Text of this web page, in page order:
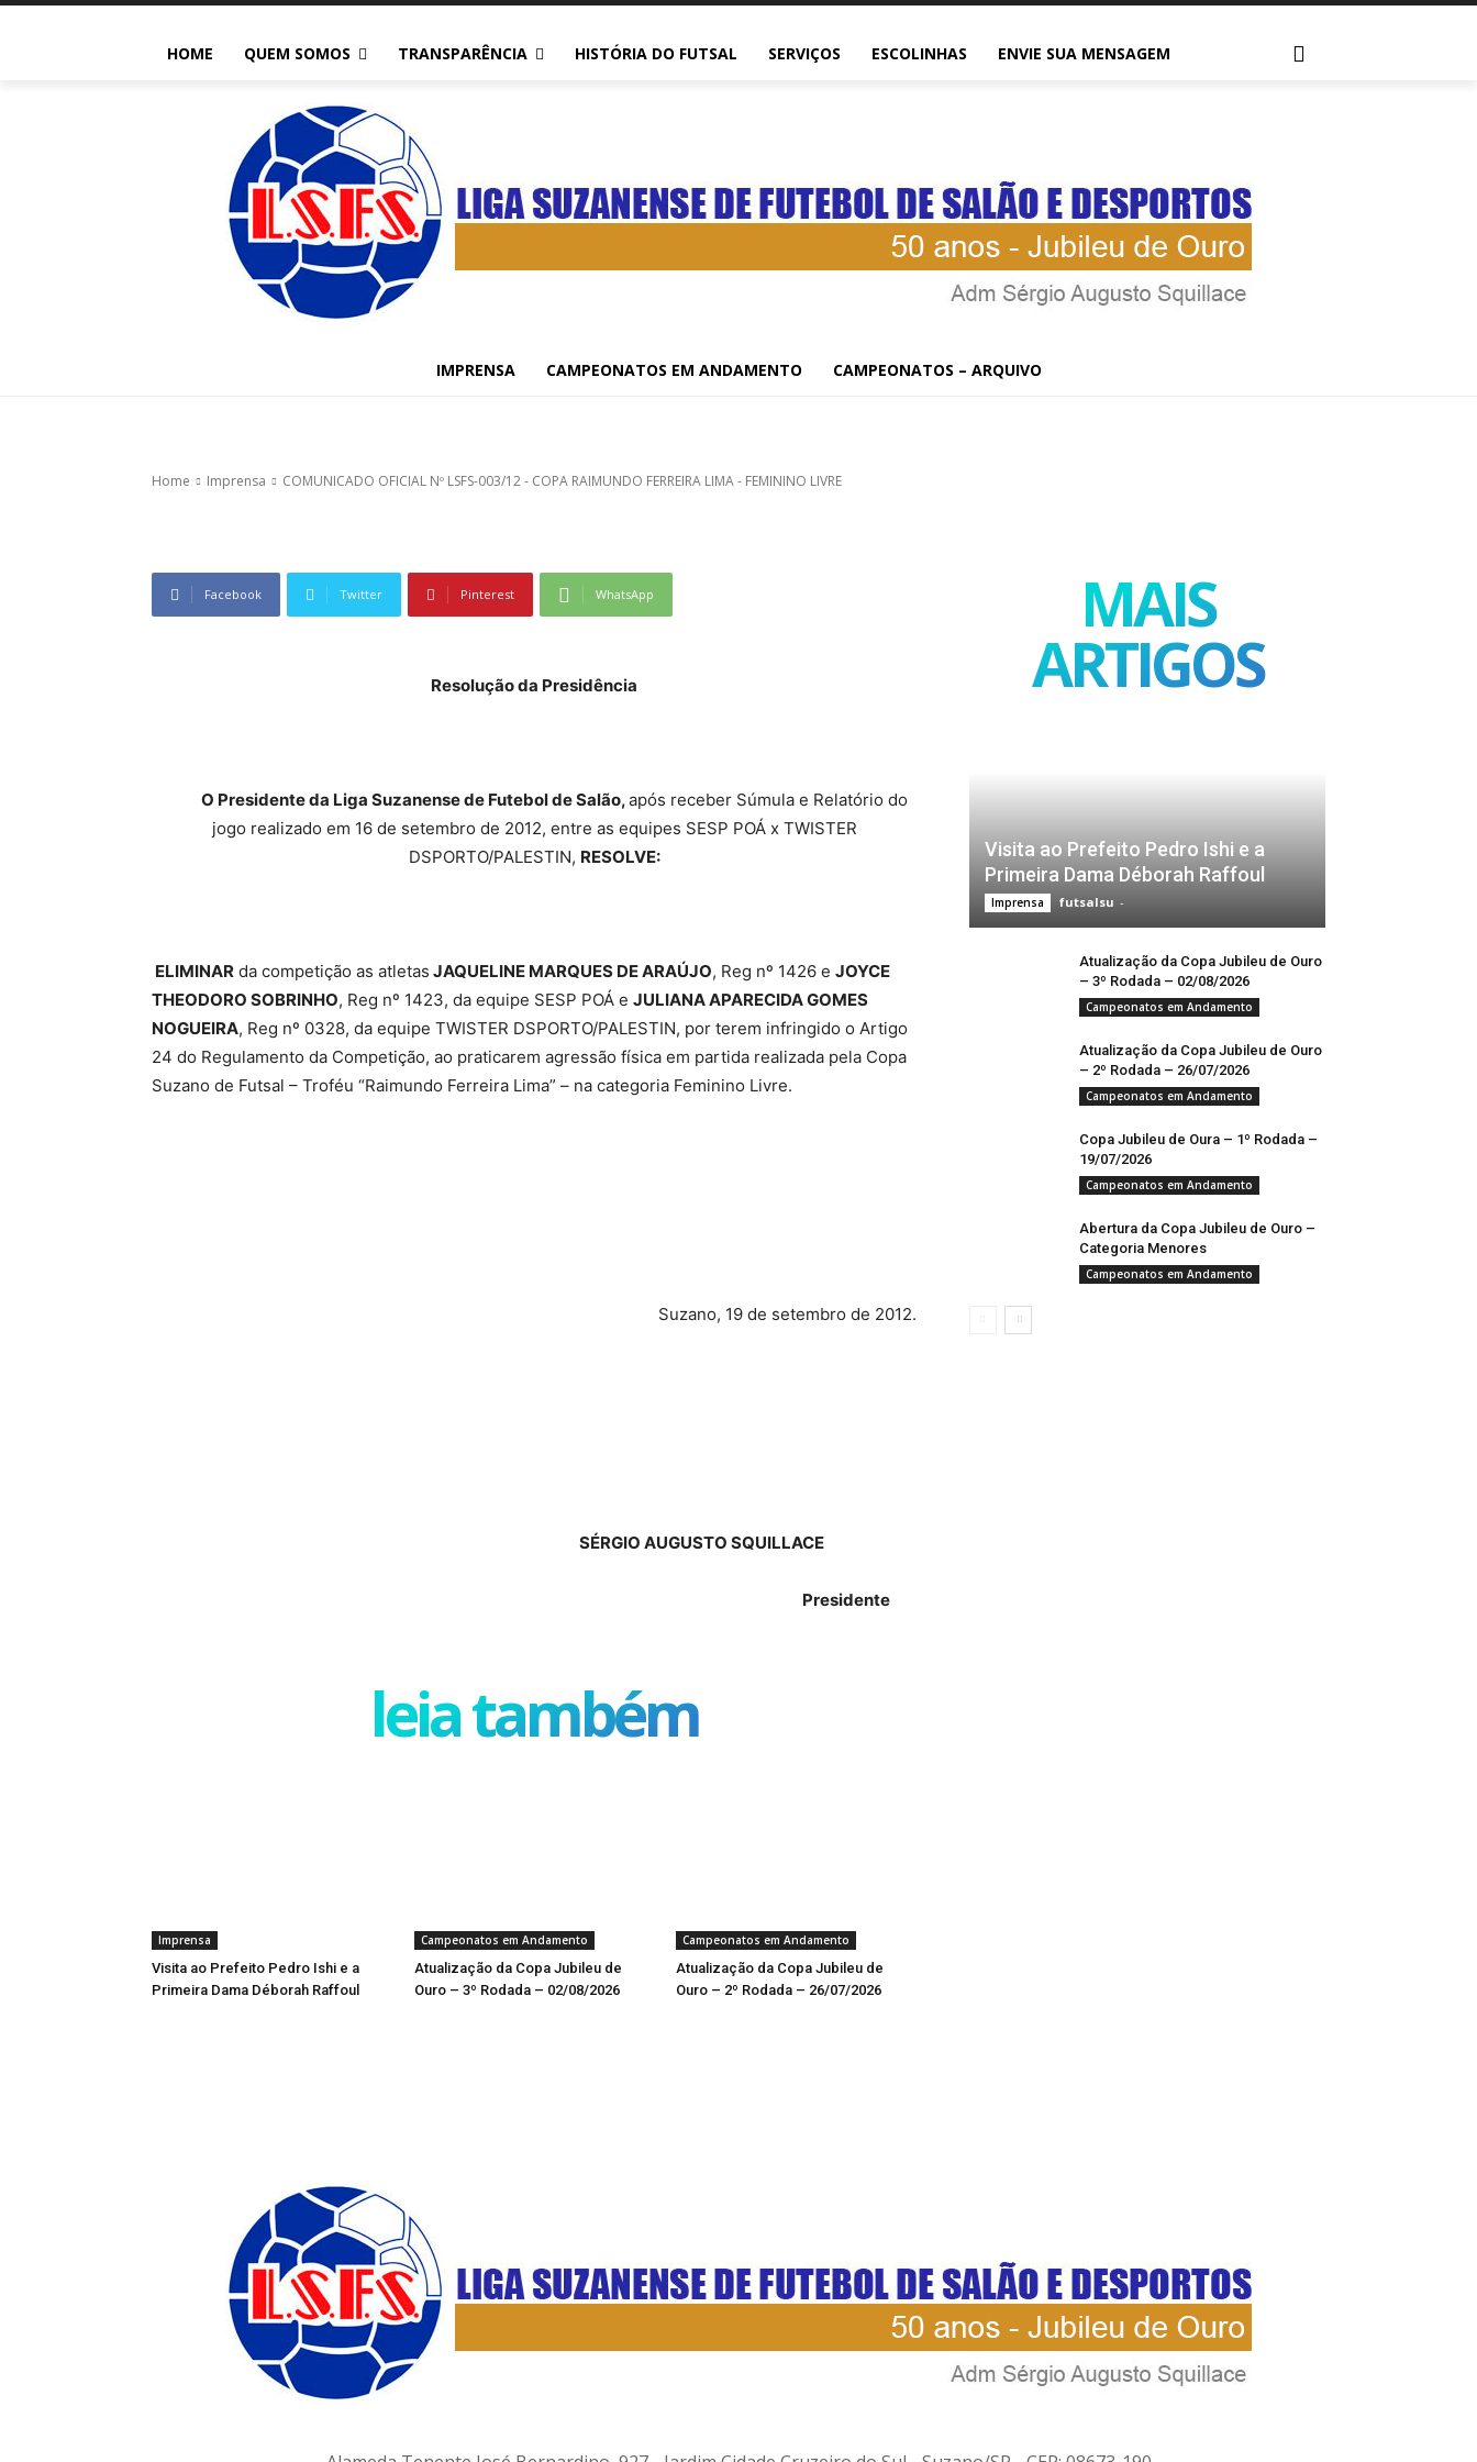
HOME QUEM SOMOS TRANSPARÊNCIA HISTÓRIA DO FUTSAL SERVIÇOS ESCOLINHAS ENVIE SUA MENSAGEM
IMPRENSA CAMPEONATOS EM ANDAMENTO CAMPEONATOS – ARQUIVO
Home Imprensa COMUNICADO OFICIAL Nº LSFS-003/12 - COPA RAIMUNDO FERREIRA LIMA - FEMININO LIVRE
Imprensa
COMUNICADO OFICIAL Nº LSFS-003/12 –
COPA RAIMUNDO FERREIRA LIMA –
FEMININO LIVRE
Facebook Twitter Pinterest WhatsApp
Resolução da Presidência
O Presidente da Liga Suzanense de Futebol de Salão,após receber Súmula e Relatório do
jogo realizado em 16 de setembro de 2012, entre as equipes SESP POÁ x TWISTER
DSPORTO/PALESTIN, RESOLVE:
ELIMINAR da competição as atletas JAQUELINE MARQUES DE ARAÚJO, Reg nº 1426 e JOYCE
THEODORO SOBRINHO, Reg nº 1423, da equipe SESP POÁ e JULIANA APARECIDA GOMES
NOGUEIRA, Reg nº 0328, da equipe TWISTER DSPORTO/PALESTIN, por terem infringido o Artigo
24 do Regulamento da Competição, ao praticarem agressão física em partida realizada pela Copa
Suzano de Futsal – Troféu “Raimundo Ferreira Lima” – na categoria Feminino Livre.
Suzano, 19 de setembro de 2012.
SÉRGIO AUGUSTO SQUILLACE
Presidente
leia também
Imprensa
Visita ao Prefeito Pedro Ishi e a
Primeira Dama Déborah Raffoul
Campeonatos em Andamento
Atualização da Copa Jubileu de
Ouro – 3º Rodada – 02/08/2026
Campeonatos em Andamento
Atualização da Copa Jubileu de
Ouro – 2º Rodada – 26/07/2026
MAIS
ARTIGOS
Visita ao Prefeito Pedro Ishi e a
Primeira Dama Déborah Raffoul
Imprensa futsalsu -
Atualização da Copa Jubileu de Ouro
– 3º Rodada – 02/08/2026
Campeonatos em Andamento
Atualização da Copa Jubileu de Ouro
– 2º Rodada – 26/07/2026
Campeonatos em Andamento
Copa Jubileu de Oura – 1º Rodada –
19/07/2026
Campeonatos em Andamento
Abertura da Copa Jubileu de Ouro –
Categoria Menores
Campeonatos em Andamento